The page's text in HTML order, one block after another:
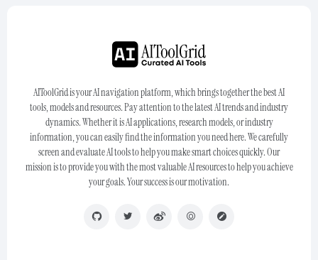
AIToolGrid is your AI navigation platform, which brings together the best AI
tools, models and resources. Pay attention to the latest AI trends and industry
dynamics. Whether it is AI applications, research models, or industry
information, you can easily find the information you need here. We carefully
screen and evaluate AI tools to help you make smart choices quickly. Our
mission is to provide you with the most valuable AI resources to help you achieve
your goals. Your success is our motivation.